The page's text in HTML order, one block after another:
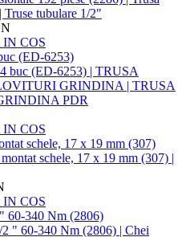
COS
(ED-6253)
COS
schele, 17 x 19 mm (307)
COS
60-340 Nm (2806)